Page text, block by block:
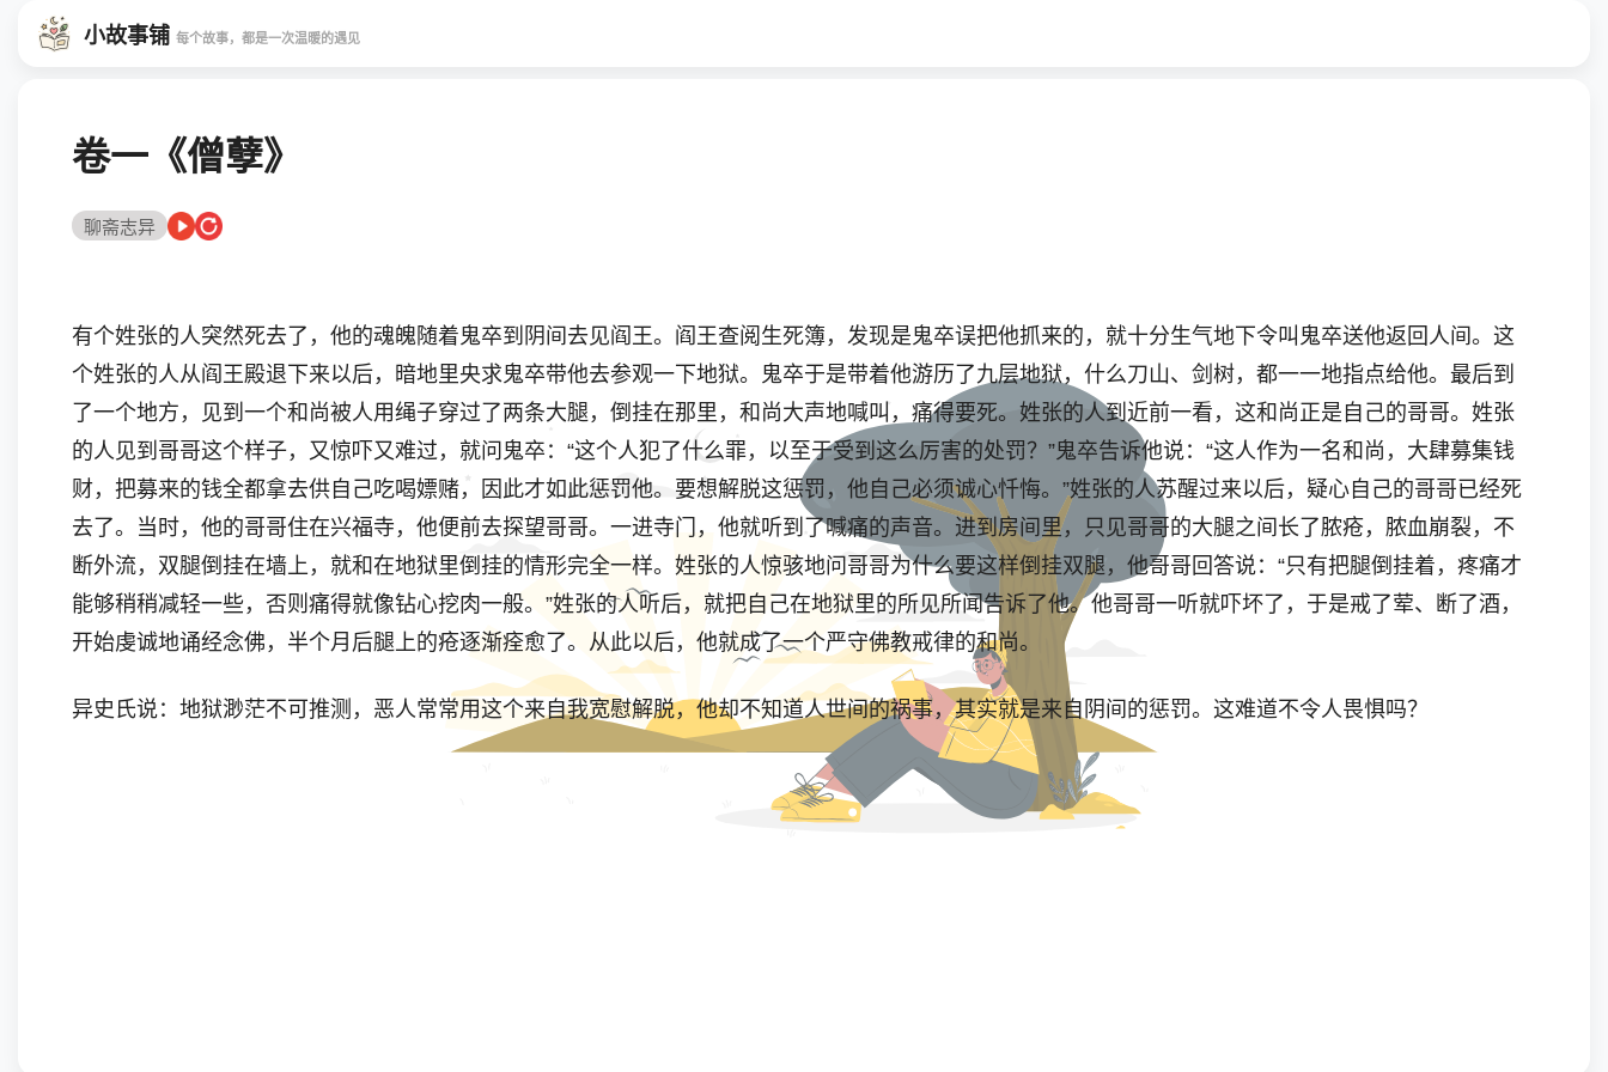
小故事铺 每个故事，都是一次温暖的遇见
卷一《僧孽》
聊斋志异
有个姓张的人突然死去了，他的魂魄随着鬼卒到阴间去见阎王。阎王查阅生死簿，发现是鬼卒误把他抓来的，就十分生气地下令叫鬼卒送他返回人间。这
个姓张的人从阎王殿退下来以后，暗地里央求鬼卒带他去参观一下地狱。鬼卒于是带着他游历了九层地狱，什么刀山、剑树，都一一地指点给他。最后到
了一个地方，见到一个和尚被人用绳子穿过了两条大腿，倒挂在那里，和尚大声地喊叫，痛得要死。姓张的人到近前一看，这和尚正是自己的哥哥。姓张
的人见到哥哥这个样子，又惊吓又难过，就问鬼卒：“这个人犯了什么罪，以至于受到这么厉害的处罚？”鬼卒告诉他说：“这人作为一名和尚，大肆募集钱
财，把募来的钱全都拿去供自己吃喝嫖赌，因此才如此惩罚他。要想解脱这惩罚，他自己必须诚心忏悔。”姓张的人苏醒过来以后，疑心自己的哥哥已经死
去了。当时，他的哥哥住在兴福寺，他便前去探望哥哥。一进寺门，他就听到了喊痛的声音。进到房间里，只见哥哥的大腿之间长了脓疮，脓血崩裂，不
断外流，双腿倒挂在墙上，就和在地狱里倒挂的情形完全一样。姓张的人惊骇地问哥哥为什么要这样倒挂双腿，他哥哥回答说：“只有把腿倒挂着，疼痛才
能够稍稍减轻一些，否则痛得就像钻心挖肉一般。”姓张的人听后，就把自己在地狱里的所见所闻告诉了他。他哥哥一听就吓坏了，于是戒了荤、断了酒，
开始虔诚地诵经念佛，半个月后腿上的疮逐渐痊愈了。从此以后，他就成了一个严守佛教戒律的和尚。
异史氏说：地狱渺茫不可推测，恶人常常用这个来自我宽慰解脱，他却不知道人世间的祸事，其实就是来自阴间的惩罚。这难道不令人畏惧吗？